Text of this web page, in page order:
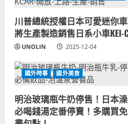
川普總統授權日本可愛迷你
將生產製造銷售日系小車KEI-
UNOLIN 2025-12-04
國外時事 國外美食
明治玻璃瓶牛奶停售！日本
必喝錢湯定番停賣！多購買